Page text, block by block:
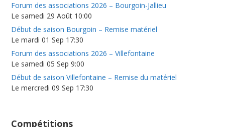
Forum des associations 2026 – Bourgoin-Jallieu
Le samedi 29 Août 10:00
Début de saison Bourgoin – Remise matériel
Le mardi 01 Sep 17:30
Forum des associations 2026 – Villefontaine
Le samedi 05 Sep 9:00
Début de saison Villefontaine – Remise du matériel
Le mercredi 09 Sep 17:30
Compétitions